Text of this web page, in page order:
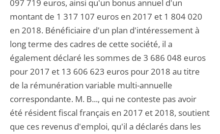
097 719 euros, ainsi qu'un bonus annuel d'un
montant de 1 317 107 euros en 2017 et 1 804 020
en 2018. Bénéficiaire d'un plan d'intéressement à
long terme des cadres de cette société, il a
également déclaré les sommes de 3 686 048 euros
pour 2017 et 13 606 623 euros pour 2018 au titre
de la rémunération variable multi-annuelle
correspondante. M. B..., qui ne conteste pas avoir
été résident fiscal français en 2017 et 2018, soutient
que ces revenus d'emploi, qu'il a déclarés dans les